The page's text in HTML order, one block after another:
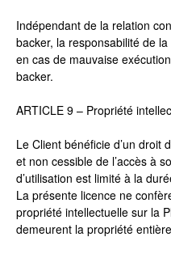
Indépendant de la relation
backer, la responsabilité de
en cas de mauvaise
backer.
ARTICLE 9 – Propriété
Le Client bénéficie d’un droit
et non cessible de l’accès à
d’utilisation est limité à la
La présente licence ne
propriété intellectuelle sur la
demeurent la propriété